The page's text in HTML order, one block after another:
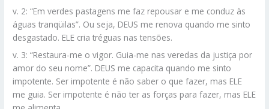
v. 2: “Em verdes pastagens me faz repousar e me conduz às
águas tranqüilas”. Ou seja, DEUS me renova quando me sinto
desgastado. ELE cria tréguas nas tensões.
v. 3: “Restaura-me o vigor. Guia-me nas veredas da justiça por
amor do seu nome”. DEUS me capacita quando me sinto
impotente. Ser impotente é não saber o que fazer, mas ELE
me guia. Ser impotente é não ter as forças para fazer, mas ELE